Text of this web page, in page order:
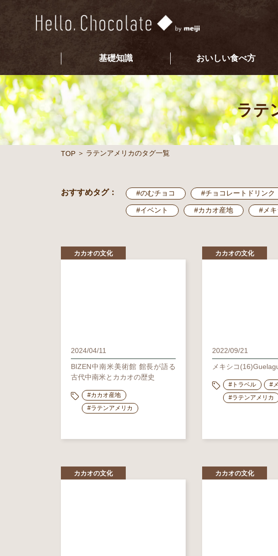
基礎知識 おいしい食べ方
ラテ
TOP ラテンアメリカのタグ一覧
おすすめタグ： #のむチョコ #チョコレートドリンク
#イベント #カカオ産地 #メキ
カカオの文化
2024/04/11
BIZEN中南米美術館 館長が語る
古代中南米とカカオの歴史
#カカオ産地
#ラテンアメリカ
カカオの文化
2022/09/21
メキシコ
#トラベル
#
#ラテンアメリカ
カカオの文化 カカオの文化